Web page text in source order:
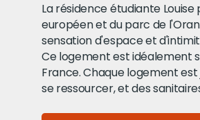
La résidence étudiante
européen et du parc de
sensation d'espace et
Ce logement est idéalement
France. Chaque logement
se ressourcer, et des